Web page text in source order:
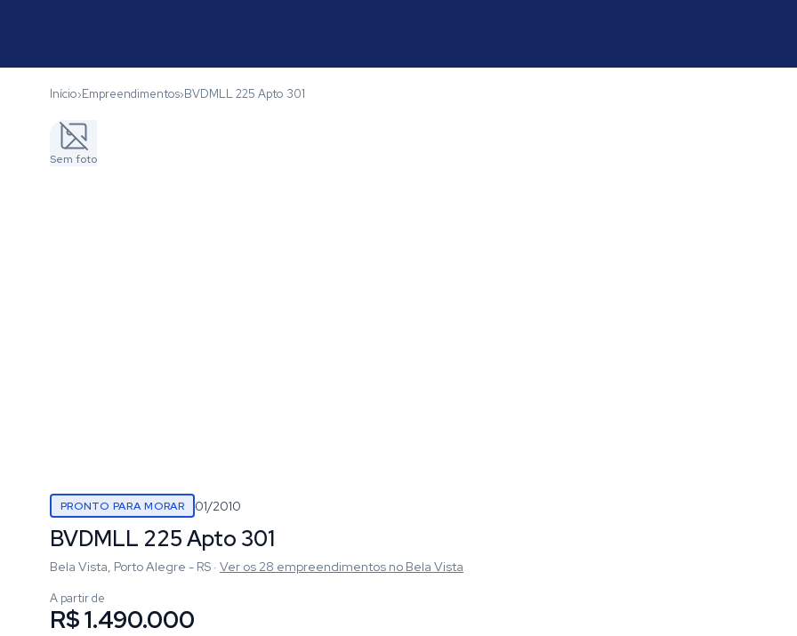
Início›Empreendimentos›BVDMLL 225 Apto 301
Sem foto
PRONTO PARA MORAR 01/2010
BVDMLL 225 Apto 301
Bela Vista, Porto Alegre - RS · Ver os 28 empreendimentos no Bela Vista
A partir de
R$ 1.490.000